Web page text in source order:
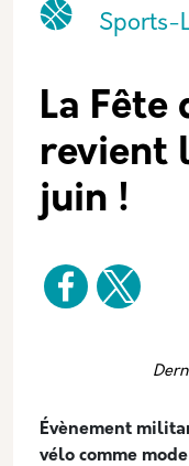
IconeNom
Sports-
La Fête
revient
juin !
Évènement
vélo comme